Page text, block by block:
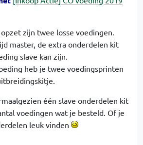
zijn twee losse voedingen.
master, de extra onderdelen kit
slave kan zijn.
heb je twee voedingsprinten
één slave onderdelen kit
voedingen wat je besteld. Of je
leuk vinden